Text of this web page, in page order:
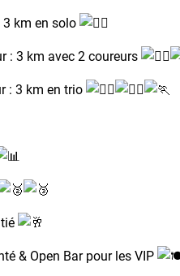
3 km en solo
: 3 km avec 2 coureurs
: 3 km en trio
& Open Bar pour les VIP